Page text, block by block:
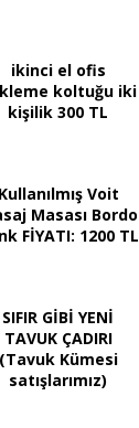
ikinci el ofis
koltuğu iki
kişilik 300 TL
Kullanılmış Voit
Masası Bordo
FİYATI: 1200 TL
SIFIR GİBİ YENİ
TAVUK ÇADIRI
(Tavuk Kümesi
satışlarımız)